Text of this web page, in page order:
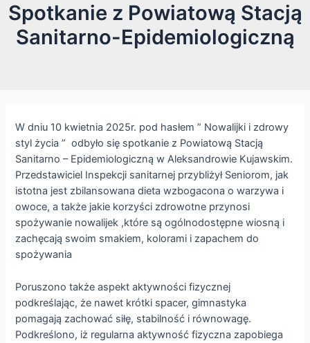
Spotkanie z Powiatową Stacją
Sanitarno-Epidemiologiczną
W dniu 10 kwietnia 2025r. pod hasłem ” Nowalijki i zdrowy
styl życia ” odbyło się spotkanie z Powiatową Stacją
Sanitarno – Epidemiologiczną w Aleksandrowie Kujawskim.
Przedstawiciel Inspekcji sanitarnej przybliżył Seniorom, jak
istotna jest zbilansowana dieta wzbogacona o warzywa i
owoce, a także jakie korzyści zdrowotne przynosi
spożywanie nowalijek ,które są ogólnodostępne wiosną i
zachęcają swoim smakiem, kolorami i zapachem do
spożywania
Poruszono także aspekt aktywności fizycznej
podkreślając, że nawet krótki spacer, gimnastyka
pomagają zachować siłę, stabilność i równowagę.
Podkreślono, iż regularna aktywność fizyczna zapobiega